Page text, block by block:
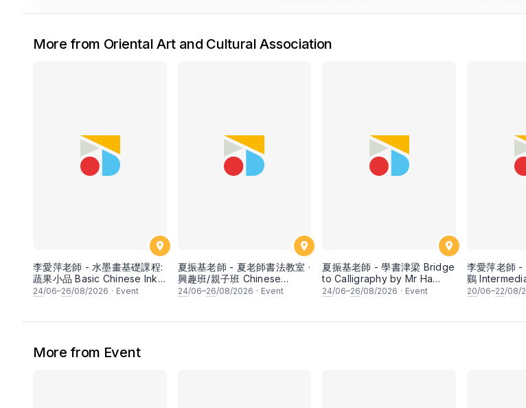
More from Oriental Art and Cultural Association
李愛萍老師 - 水墨畫基礎課程:
蔬果小品 Basic Chinese Ink
Painting: Vegetable and
24/06–26/08/2026 · Event
夏振基老師 - 夏老師書法教室 ·
興趣班/親子班 Chinese
Calligraphy Class for
24/06–26/08/2026 · Event
夏振基老師 - 學書津梁 Bridge
to Calligraphy by Mr Ha
Chan Kee
24/06–26/08/2026 · Event
李愛萍老師 -
鷄
Painting:
20/06–22/08/
More from Event